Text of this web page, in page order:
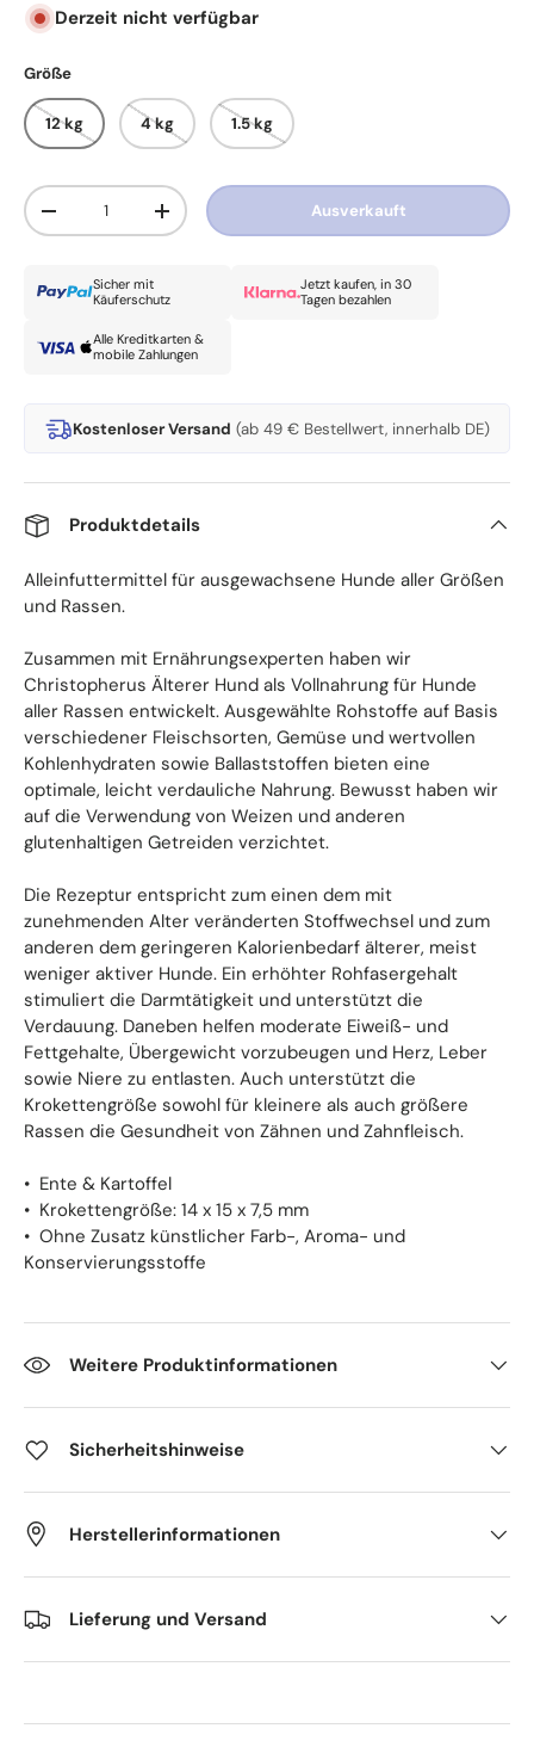
Derzeit nicht verfügbar
Größe
12 kg 4 kg 1.5 kg
Anzahl
Menge verringernMenge erhöhen Ausverkauft
Sicher mit
Käuferschutz
Jetzt kaufen, in 30
Tagen bezahlen
Alle Kreditkarten &
mobile Zahlungen
Kostenloser Versand (ab 49 € Bestellwert, innerhalb DE)
Produktdetails
Alleinfuttermittel für ausgewachsene Hunde aller Größen
und Rassen.
Zusammen mit Ernährungsexperten haben wir
Christopherus Älterer Hund als Vollnahrung für Hunde
aller Rassen entwickelt. Ausgewählte Rohstoffe auf Basis
verschiedener Fleischsorten, Gemüse und wertvollen
Kohlenhydraten sowie Ballaststoffen bieten eine
optimale, leicht verdauliche Nahrung. Bewusst haben wir
auf die Verwendung von Weizen und anderen
glutenhaltigen Getreiden verzichtet.
Die Rezeptur entspricht zum einen dem mit
zunehmenden Alter veränderten Stoffwechsel und zum
anderen dem geringeren Kalorienbedarf älterer, meist
weniger aktiver Hunde. Ein erhöhter Rohfasergehalt
stimuliert die Darmtätigkeit und unterstützt die
Verdauung. Daneben helfen moderate Eiweiß- und
Fettgehalte, Übergewicht vorzubeugen und Herz, Leber
sowie Niere zu entlasten. Auch unterstützt die
Krokettengröße sowohl für kleinere als auch größere
Rassen die Gesundheit von Zähnen und Zahnfleisch.
• Ente & Kartoffel
• Krokettengröße: 14 x 15 x 7,5 mm
• Ohne Zusatz künstlicher Farb-, Aroma- und
Konservierungsstoffe
Weitere Produktinformationen
Sicherheitshinweise
Herstellerinformationen
Lieferung und Versand